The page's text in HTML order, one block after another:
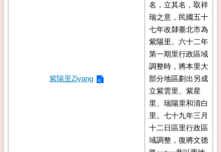
紫陽里Ziyang
名，立其名，取祥
瑞之意，民國五十
七年改隸臺北市為
紫陽里。六十二年
第一期里行政區域
調整時，將本里大
部分地區劃出另成
立紫雲里、紫星
里、瑞陽里和清白
里。七十九年三月
十二日區里行政區
域調整，復將文德